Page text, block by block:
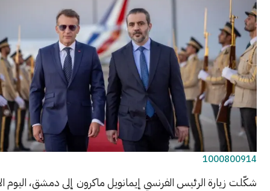
شكّلت زيارة الرئيس الفرنسي إيمانويل ماكرون إلى دمشق، اليوم الإثنين 6 من